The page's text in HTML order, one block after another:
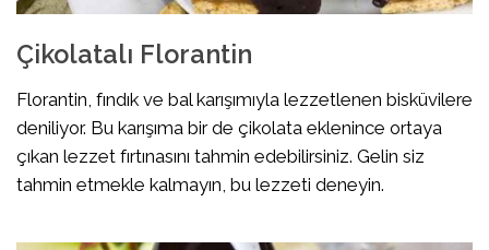
Çikolatalı Florantin
Florantin, fındık ve bal karışımıyla lezzetlenen bisküvilere
deniliyor. Bu karışıma bir de çikolata eklenince ortaya
çıkan lezzet fırtınasını tahmin edebilirsiniz. Gelin siz
tahmin etmekle kalmayın, bu lezzeti deneyin.